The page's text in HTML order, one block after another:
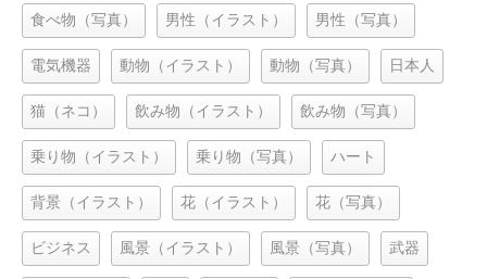
食べ物（写真） 男性（イラスト） 男性（写真）
電気機器 動物（イラスト） 動物（写真） 日本人
猫（ネコ） 飲み物（イラスト） 飲み物（写真）
乗り物（イラスト） 乗り物（写真） ハート
背景（イラスト） 花（イラスト） 花（写真）
ビジネス 風景（イラスト） 風景（写真） 武器